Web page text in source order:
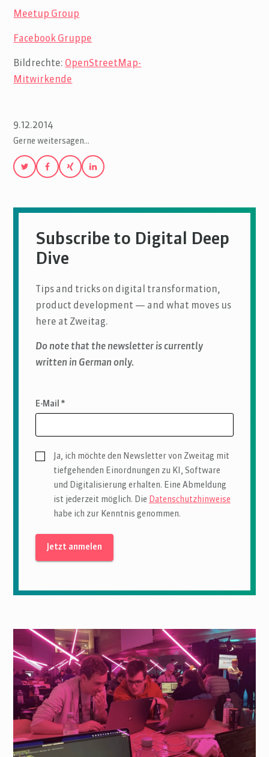
Meetup Group
Facebook Gruppe
Bildrechte: OpenStreetMap-
Mitwirkende
9.12.2014
Gerne weitersagen…
Subscribe to Digital Deep
Dive
Tips and tricks on digital transformation,
product development — and what moves us
here at Zweitag.
Do note that the newsletter is currently
written in German only.
E-Mail *
Ja, ich möchte den Newsletter von Zweitag mit
tiefgehenden Einordnungen zu KI, Software
und Digitalisierung erhalten. Eine Abmeldung
ist jederzeit möglich. Die
Datenschutzhinweise
habe ich zur Kenntnis genommen.